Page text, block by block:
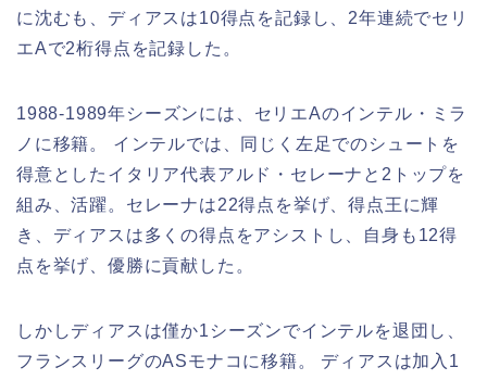
に沈むも、ディアスは10得点を記録し、2年連続でセリ
エAで2桁得点を記録した。
1988-1989年シーズンには、セリエAのインテル・ミラ
ノに移籍。 インテルでは、同じく左足でのシュートを
得意としたイタリア代表アルド・セレーナと2トップを
組み、活躍。セレーナは22得点を挙げ、得点王に輝
き、ディアスは多くの得点をアシストし、自身も12得
点を挙げ、優勝に貢献した。
しかしディアスは僅か1シーズンでインテルを退団し、
フランスリーグのASモナコに移籍。 ディアスは加入1